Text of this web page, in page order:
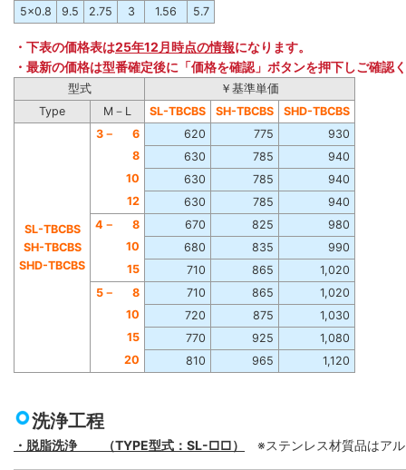
5×0.8
9.5 2.75 3 1.56 5.7
・下表の価格表は25年12月時点の情報になります。
・最新の価格は型番確定後に「価格を確認」ボタンを押下しご確認
型式
￥基準単価
Type
M－L SL-TBCBS SH-TBCBS SHD-TBCBS
SL-TBCBS
SH-TBCBS
SHD-TBCBS
3－ 6 620 775
930
8
630 785
940
10
630 785
940
12
630 785
940
4－
8 670 825
980
10
680 835
990
15
710 865
1,020
5－
8 710 865
1,020
10
720 875
1,030
15
770 925
1,080
20
810 965 1,120
洗浄工程
・脱脂洗浄 （TYPE型式：SL-□□） ※ステンレス材質品はア